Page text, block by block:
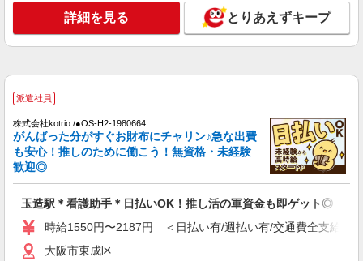
時給1,802円〜1,905円 ※経験・能力・資格等
による 保健師 時給1,905円以上 正看護師 時給
1,905円以上 准看護師 時給1,802円以上 ※サービ
勤務手当 〇土日祝勤務手当 〇無事故無違反表彰金
パナソニック エイジフリーケアセンター今里
派遣社員
株式会社kotrio /●OS-H2-2099630
デイサービス看護STAFF｜面接なし！履歴書
不要！ブランクOK◎
時給2350円〜2937円＜交通費全額支給(ガソリ
ン代含む)/日払い可/週払い可＞
詳細を見る とりあえずキープ
派遣社員
株式会社kotrio /●OS-H2-1980664
がんばった分がすぐお財布にチャリン♪急な出費
も安心！推しのために働こう！無資格・未経験
歓迎◎
玉造駅＊看護助手＊日払いOK！推し活の軍資金も即ゲット◎
時給1550円〜2187円 ＜日払い有/週払い有/交通費全支給(ガ
大阪市東成区